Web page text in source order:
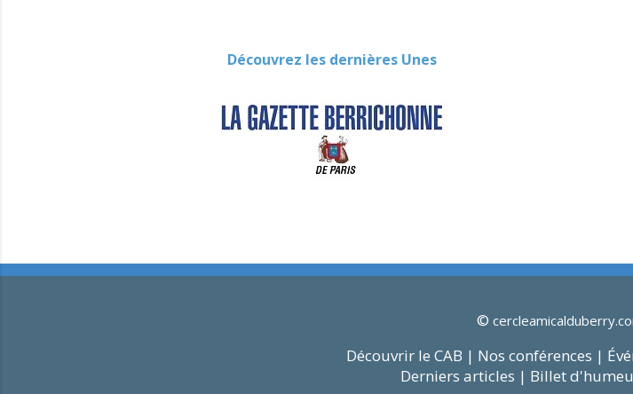
Découvrez les dernières Unes
©
Découvrir le CAB | Nos conférences |
Derniers articles | Billet